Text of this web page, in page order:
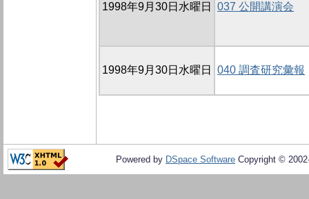
1998年9月30日水曜日 037 公開講演会
1998年9月30日水曜日 040 調査研究彙報
Powered by DSpace Software Copyright ©